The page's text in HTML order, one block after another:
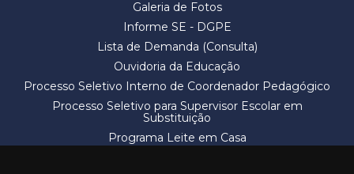
Galeria de Fotos
Informe SE - DGPE
Lista de Demanda (Consulta)
Ouvidoria da Educação
Processo Seletivo Interno de Coordenador Pedagógico
Processo Seletivo para Supervisor Escolar em
Substituição
Programa Leite em Casa